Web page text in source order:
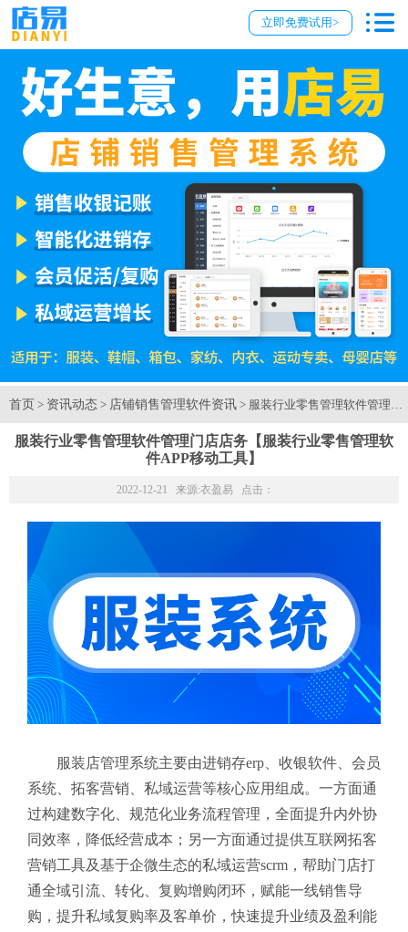
立即免费试用>
首页 > 资讯动态 > 店铺销售管理软件资讯 > 服装行业零售管理软件管理门
服装行业零售管理软件管理门店店务【服装行业零售管理软
件APP移动工具】
2022-12-21 来源:衣盈易 点击：
服装店管理系统主要由进销存erp、收银软件、会员
系统、拓客营销、私域运营等核心应用组成。一方面通
过构建数字化、规范化业务流程管理，全面提升内外协
同效率，降低经营成本；另一方面通过提供互联网拓客
营销工具及基于企微生态的私域运营scrm，帮助门店打
通全域引流、转化、复购增购闭环，赋能一线销售导
购，提升私域复购率及客单价，快速提升业绩及盈利能